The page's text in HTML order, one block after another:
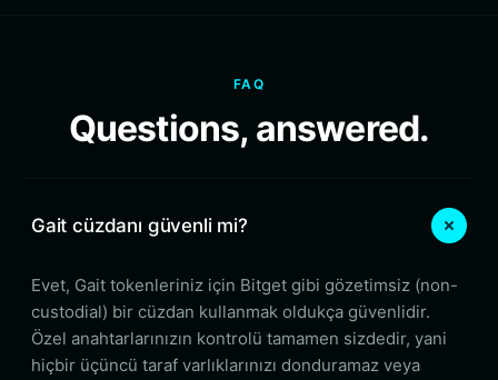
FAQ
Questions, answered.
Gait cüzdanı güvenli mi?
Evet, Gait tokenleriniz için Bitget gibi gözetimsiz (non-
custodial) bir cüzdan kullanmak oldukça güvenlidir.
Özel anahtarlarınızın kontrolü tamamen sizdedir, yani
hiçbir üçüncü taraf varlıklarınızı donduramaz veya